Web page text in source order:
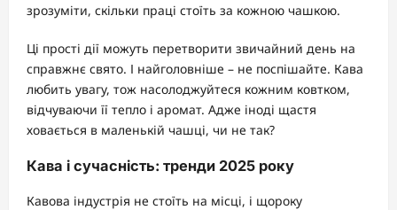
зрозуміти, скільки праці стоїть за кожною чашкою.
Ці прості дії можуть перетворити звичайний день на
справжнє свято. І найголовніше – не поспішайте. Кава
любить увагу, тож насолоджуйтеся кожним ковтком,
відчуваючи її тепло і аромат. Адже іноді щастя
ховається в маленькій чашці, чи не так?
Кава і сучасність: тренди 2025 року
Кавова індустрія не стоїть на місці, і щороку